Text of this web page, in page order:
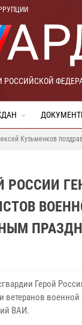
РОССИЙСКОЙ
Кузьменков
РОССИИ
Герой
ветеранов
ВАИ.